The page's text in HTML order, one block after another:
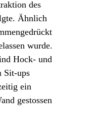
des
Ähnlich
wurde.
Hock- und
Sit-ups
ein
gestossen